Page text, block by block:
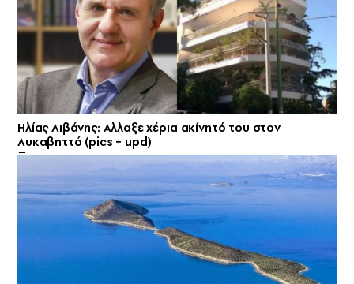
Ηλίας Λιβάνης: Aλλαξε χέρια ακίνητό του στον
Λυκαβηττό (pics + upd)